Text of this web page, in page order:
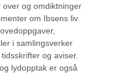
over og omdiktninger
om Ibsens liv
i samlingsverker
og aviser.
lydopptak er også